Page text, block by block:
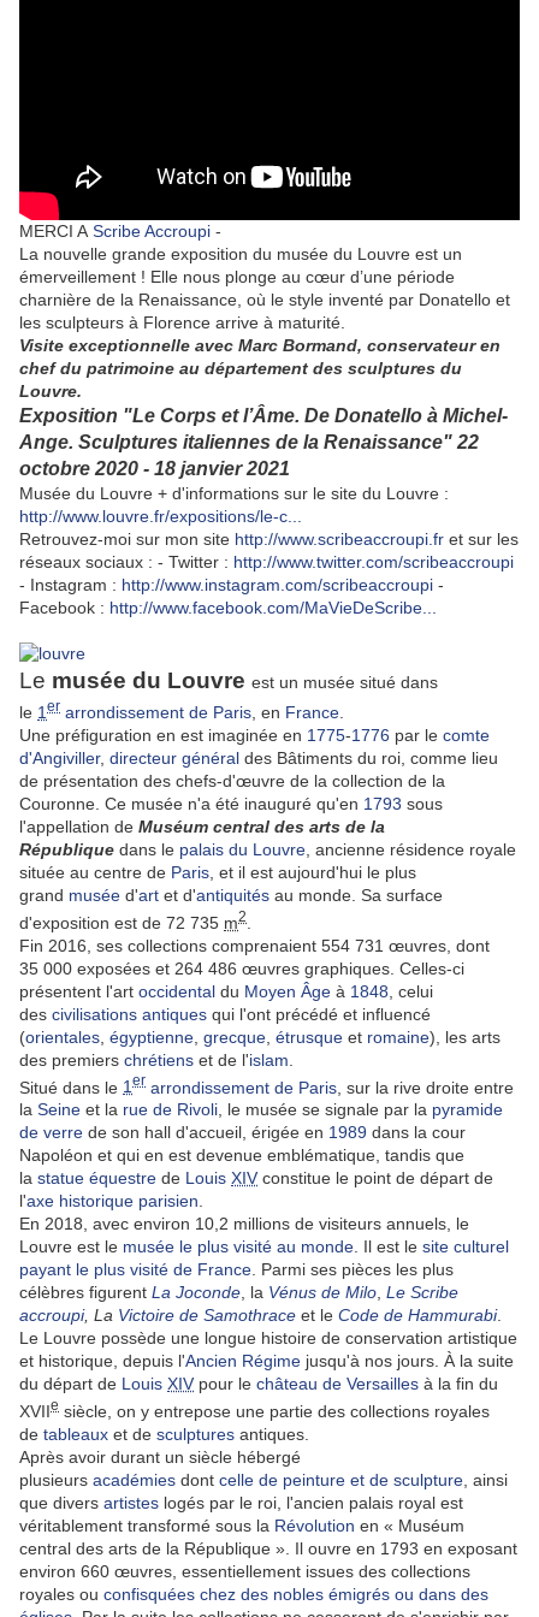
MERCI A Scribe Accroupi -
La nouvelle grande exposition du musée du Louvre est un
émerveillement ! Elle nous plonge au cœur d’une période
charnière de la Renaissance, où le style inventé par Donatello et
les sculpteurs à Florence arrive à maturité.
Visite exceptionnelle avec Marc Bormand, conservateur en
chef du patrimoine au département des sculptures du
Louvre.
Exposition "Le Corps et l’Âme. De Donatello à Michel‐
Ange. Sculptures italiennes de la Renaissance" 22
octobre 2020 ‐ 18 janvier 2021
Musée du Louvre + d'informations sur le site du Louvre :
http://www.louvre.fr/expositions/le-c...
Retrouvez-moi sur mon site http://www.scribeaccroupi.fr et sur les
réseaux sociaux : - Twitter : http://www.twitter.com/scribeaccroupi
- Instagram : http://www.instagram.com/scribeaccroupi -
Facebook : http://www.facebook.com/MaVieDeScribe...
Le musée du Louvre est un musée situé dans
le 1 er arrondissement de Paris , en France
Une préfiguration en est imaginée en 1775-1776 par le comte
d'Angiviller, directeur général des Bâtiments du roi, comme lieu
de présentation des chefs-d'œuvre de la collection de la
Couronne. Ce musée n'a été inauguré qu'en 1793 sous
l'appellation de Muséum central des arts de la
République dans le palais du Louvre , ancienne résidence royale
située au centre de Paris , et il est aujourd'hui le plus
grand musée d'art et d'antiquités au monde. Sa surface
d'exposition est de 72 735 m2
Fin 2016, ses collections comprenaient 554 731 œuvres, dont
35 000 exposées et 264 486 œuvres graphiques. Celles-ci
présentent l'art occidental du Moyen Âge à 1848 , celui
des civilisations antiques qui l'ont précédé et influencé
(orientales égyptienne grecque étrusque et romaine), les arts
des premiers chrétiens et de l'islam
Situé dans le 1 er arrondissement de Paris , sur la rive droite entre
la Seine et la rue de Rivoli , le musée se signale par la pyramide
de verre de son hall d'accueil, érigée en 1989 dans la cour
Napoléon et qui en est devenue emblématique, tandis que
la statue équestre de Louis XIV constitue le point de départ de
l'axe historique parisien
En 2018, avec environ 10,2 millions de visiteurs annuels, le
Louvre est le musée le plus visité au monde . Il est le site culturel
payant le plus visité de France . Parmi ses pièces les plus
célèbres figurent La Joconde , la Vénus de Milo Le Scribe
accroupi, La Victoire de Samothrace et le Code de Hammurabi.
Le Louvre possède une longue histoire de conservation artistique
et historique, depuis l'Ancien Régime jusqu'à nos jours. À la suite
du départ de Louis XIV pour le château de Versailles à la fin du
XVIIe siècle, on y entrepose une partie des collections royales
de tableaux et de sculptures antiques.
Après avoir durant un siècle hébergé
plusieurs académies dont celle de peinture et de sculpture , ainsi
que divers artistes logés par le roi, l'ancien palais royal est
véritablement transformé sous la Révolution en « Muséum
central des arts de la République ». Il ouvre en 1793 en exposant
environ 660 œuvres, essentiellement issues des collections
royales ou confisquées chez des nobles émigrés ou dans des